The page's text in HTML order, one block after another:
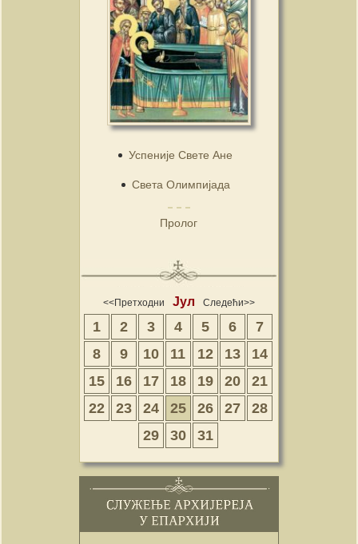
Успеније Свете Ане
Света Олимпијада
Пролог
<<Претходни Јул Следећи>>
1 2 3 4 5 6
7
8
9 10 11 12 13
14
15
16 17 18 19 20
21
22
23 24 25 26 27
28
29
30 31